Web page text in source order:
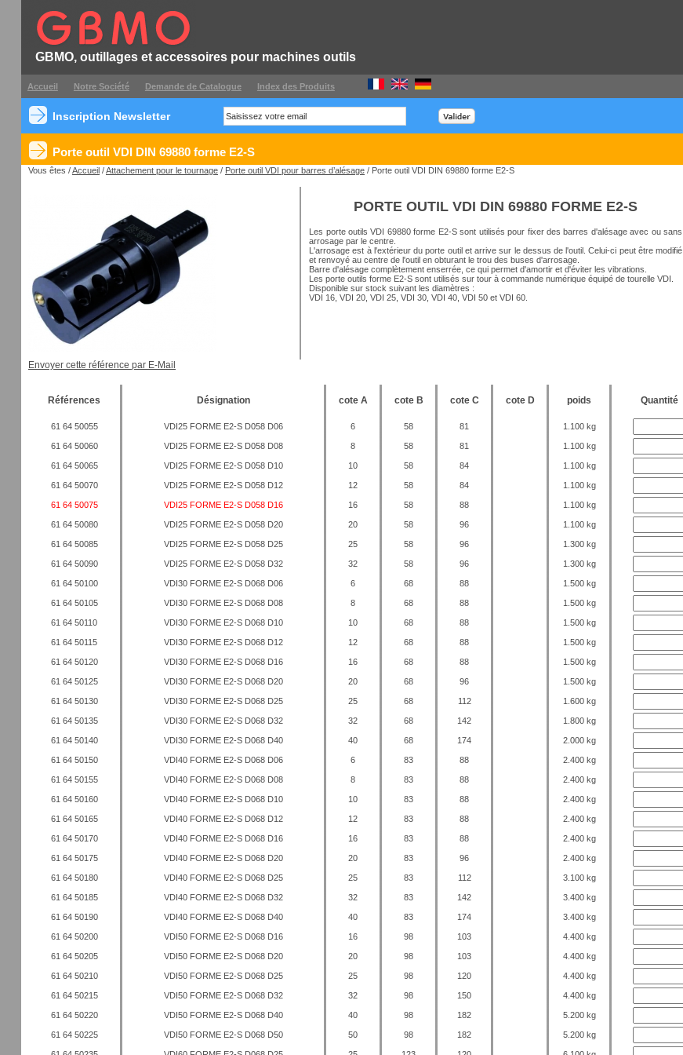
GBMO, outillages et accessoires pour machines outils
Accueil Notre Société Demande de Catalogue Index des Produits
Inscription Newsletter
Porte outil VDI DIN 69880 forme E2-S
Vous êtes /Accueil /Attachement pour le tournage / Porte outil VDI pour barres d’alésage / Porte outil VDI DIN 69880 forme E2-S
PORTE OUTIL VDI DIN 69880 FORME E2-S
Les porte outils VDI 69880 forme E2-S sont utilisés pour fixer des barres d'alésage avec ou sans
arrosage par le centre.
L'arrosage est à l'extérieur du porte outil et arrive sur le dessus de l'outil. Celui-ci peut être modifié
et renvoyé au centre de l'outil en obturant le trou des buses d'arrosage.
Barre d'alésage complètement enserrée, ce qui permet d'amortir et d'éviter les vibrations.
Les porte outils forme E2-S sont utilisés sur tour à commande numérique équipé de tourelle VDI.
Disponible sur stock suivant les diamètres :
VDI 16, VDI 20, VDI 25, VDI 30, VDI 40, VDI 50 et VDI 60.
Envoyer cette référence par E-Mail
Références Désignation cote A cote B cote C cote D poids Quantité
61 64 50055 VDI25 FORME E2-S D058 D06 6 58 81 1.100 kg
61 64 50060 VDI25 FORME E2-S D058 D08 8 58 81 1.100 kg
61 64 50065 VDI25 FORME E2-S D058 D10 10 58 84 1.100 kg
61 64 50070 VDI25 FORME E2-S D058 D12 12 58 84 1.100 kg
61 64 50075 VDI25 FORME E2-S D058 D16 16 58 88 1.100 kg
61 64 50080 VDI25 FORME E2-S D058 D20 20 58 96 1.100 kg
61 64 50085 VDI25 FORME E2-S D058 D25 25 58 96 1.300 kg
61 64 50090 VDI25 FORME E2-S D058 D32 32 58 96 1.300 kg
61 64 50100 VDI30 FORME E2-S D068 D06 6 68 88 1.500 kg
61 64 50105 VDI30 FORME E2-S D068 D08 8 68 88 1.500 kg
61 64 50110 VDI30 FORME E2-S D068 D10 10 68 88 1.500 kg
61 64 50115 VDI30 FORME E2-S D068 D12 12 68 88 1.500 kg
61 64 50120 VDI30 FORME E2-S D068 D16 16 68 88 1.500 kg
61 64 50125 VDI30 FORME E2-S D068 D20 20 68 96 1.500 kg
61 64 50130 VDI30 FORME E2-S D068 D25 25 68 112 1.600 kg
61 64 50135 VDI30 FORME E2-S D068 D32 32 68 142 1.800 kg
61 64 50140 VDI30 FORME E2-S D068 D40 40 68 174 2.000 kg
61 64 50150 VDI40 FORME E2-S D068 D06 6 83 88 2.400 kg
61 64 50155 VDI40 FORME E2-S D068 D08 8 83 88 2.400 kg
61 64 50160 VDI40 FORME E2-S D068 D10 10 83 88 2.400 kg
61 64 50165 VDI40 FORME E2-S D068 D12 12 83 88 2.400 kg
61 64 50170 VDI40 FORME E2-S D068 D16 16 83 88 2.400 kg
61 64 50175 VDI40 FORME E2-S D068 D20 20 83 96 2.400 kg
61 64 50180 VDI40 FORME E2-S D068 D25 25 83 112 3.100 kg
61 64 50185 VDI40 FORME E2-S D068 D32 32 83 142 3.400 kg
61 64 50190 VDI40 FORME E2-S D068 D40 40 83 174 3.400 kg
61 64 50200 VDI50 FORME E2-S D068 D16 16 98 103 4.400 kg
61 64 50205 VDI50 FORME E2-S D068 D20 20 98 103 4.400 kg
61 64 50210 VDI50 FORME E2-S D068 D25 25 98 120 4.400 kg
61 64 50215 VDI50 FORME E2-S D068 D32 32 98 150 4.400 kg
61 64 50220 VDI50 FORME E2-S D068 D40 40 98 182 5.200 kg
61 64 50225 VDI50 FORME E2-S D068 D50 50 98 182 5.200 kg